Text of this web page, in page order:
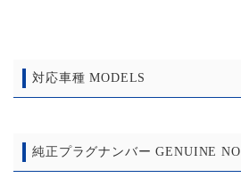
対応車種 MODELS
純正プラグナンバー GENUINE NO